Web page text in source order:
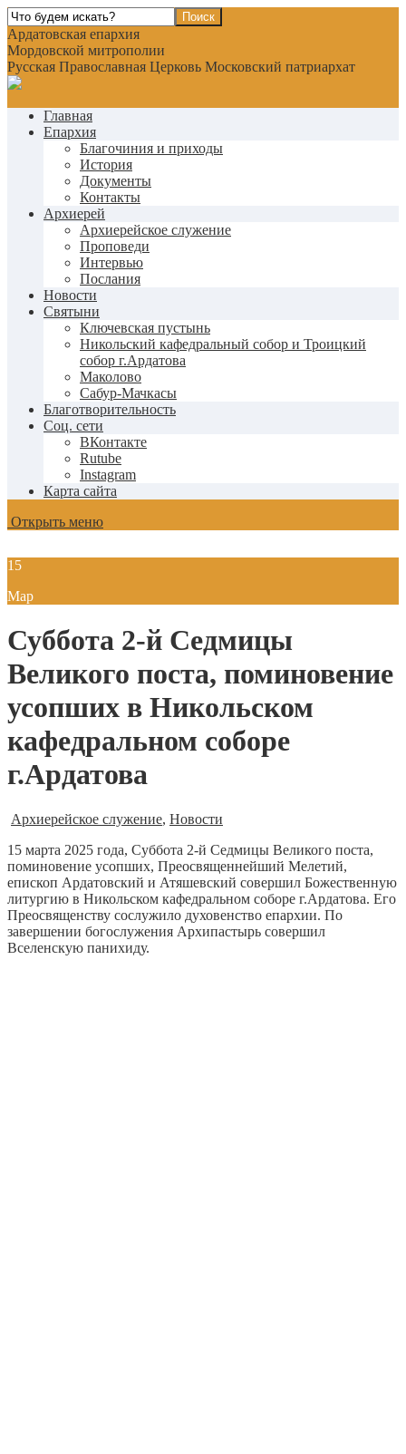
Ардатовская епархия
Мордовской митрополии
Русская Православная Церковь Московский патриархат
Главная
Епархия
Благочиния и приходы
История
Документы
Контакты
Архиерей
Архиерейское служение
Проповеди
Интервью
Послания
Новости
Святыни
Ключевская пустынь
Никольский кафедральный собор и Троицкий
собор г.Ардатова
Маколово
Сабур-Мачкасы
Благотворительность
Соц. сети
ВКонтакте
Rutube
Instagram
Карта сайта
Открыть меню
15
Мар
Суббота 2-й Седмицы
Великого поста, поминовение
усопших в Никольском
кафедральном соборе
г.Ардатова
Архиерейское служение, Новости
15 марта 2025 года, Суббота 2-й Седмицы Великого поста,
поминовение усопших, Преосвященнейший Мелетий,
епископ Ардатовский и Атяшевский совершил Божественную
литургию в Никольском кафедральном соборе г.Ардатова. Его
Преосвященству сослужило духовенство епархии. По
завершении богослужения Архипастырь совершил
Вселенскую панихиду.